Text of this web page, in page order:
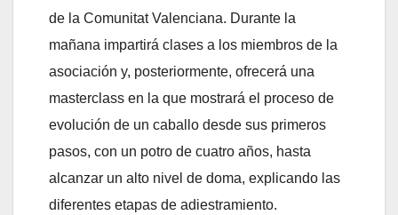
de la Comunitat Valenciana. Durante la
mañana impartirá clases a los miembros de la
asociación y, posteriormente, ofrecerá una
masterclass en la que mostrará el proceso de
evolución de un caballo desde sus primeros
pasos, con un potro de cuatro años, hasta
alcanzar un alto nivel de doma, explicando las
diferentes etapas de adiestramiento.